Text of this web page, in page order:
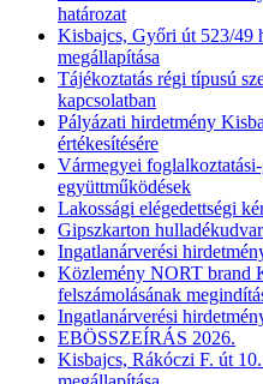
határozat
Kisbajcs, Győri út 523/49
megállapítása
Tájékoztatás régi típusú
kapcsolatban
Pályázati hirdetmény
értékesítésére
Vármegyei foglalkoztatási-
együttműködések
Lakossági elégedettségi
Gipszkarton
Ingatlanárverési
Közlemény NORT brand
felszámolásának
Ingatlanárverési
EBÖSSZEÍRÁS 2026.
Kisbajcs, Rákóczi F. út